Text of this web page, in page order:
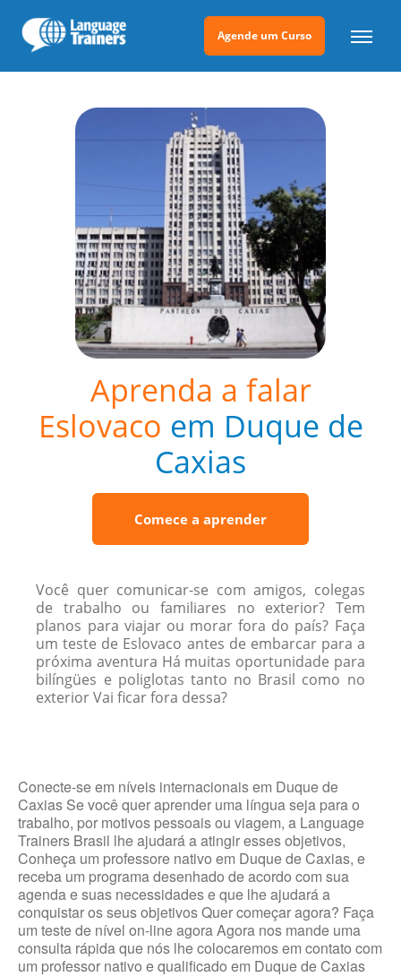
Agende um Curso
Aprenda a falar
Eslovaco em Duque de
Caxias
Comece a aprender
Você quer comunicar-se com amigos, colegas
de trabalho ou familiares no exterior? Tem
planos para viajar ou morar fora do país? Faça
um teste de Eslovaco antes de embarcar para a
próxima aventura Há muitas oportunidade para
bilíngües e poliglotas tanto no Brasil como no
exterior Vai ficar fora dessa?
Conecte-se em níveis internacionais em Duque de
Caxias Se você quer aprender uma língua seja para o
trabalho, por motivos pessoais ou viagem, a Language
Trainers Brasil lhe ajudará a atingir esses objetivos,
Conheça um professore nativo em Duque de Caxias, e
receba um programa desenhado de acordo com sua
agenda e suas necessidades e que lhe ajudará a
conquistar os seus objetivos Quer começar agora? Faça
um teste de nível on-line agora Agora nos mande uma
consulta rápida que nós lhe colocaremos em contato com
um professor nativo e qualificado em Duque de Caxias